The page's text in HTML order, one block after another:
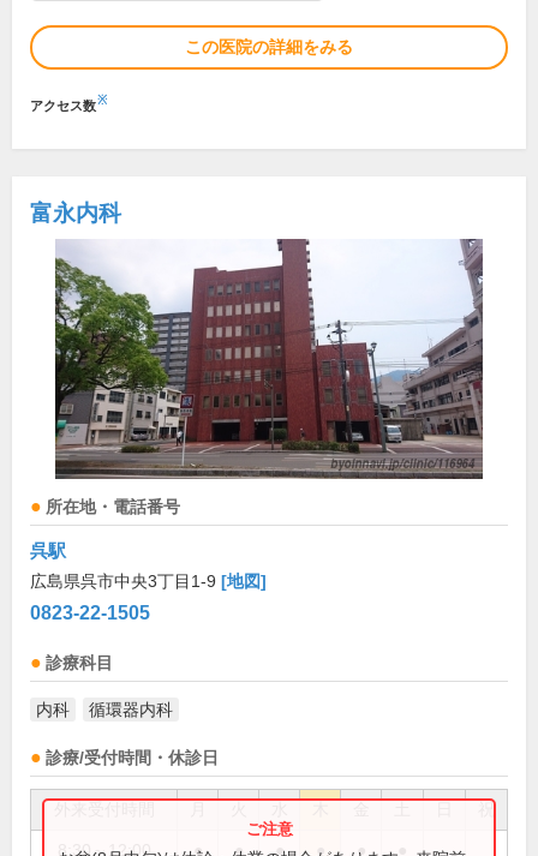
この医院の詳細をみる
アクセス数※
富永内科
所在地・電話番号
呉駅
広島県呉市中央3丁目1-9 [地図]
0823-22-1505
診療科目
内科 循環器内科
診療/受付時間・休診日
祝
8:30～12:00 ● ● ● ● ●